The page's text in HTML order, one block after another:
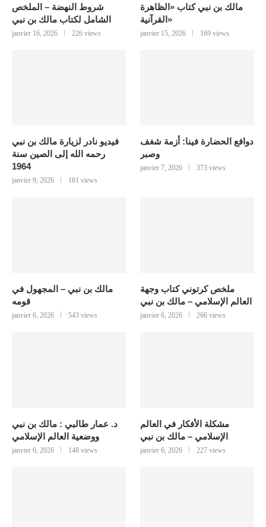
شروط النهضة – الملخص
الشامل لكتاب مالك بن نبي
janvier 16, 2026 226 views
مالك بن نبي كتاب «الظاهرة
القرآنية»
janvier 15, 2026 169 views
فيديو نادر لزيارة مالك بن نبي
رحمه الله إلى الصين سنة
1964
janvier 9, 2026 181 views
دوافع الحضارة فينا: أزمة شغف
وصبر
janvier 7, 2026 373 views
مالك بن نبي – المجهول في
قومه
janvier 6, 2026 543 views
ملخص كرتوني كتاب وجهة
العالم الإسلامي – مالك بن نبي
janvier 6, 2026 266 views
د. عمار طالبي : مالك بن نبي
ووضعية العالم الإسلامي
janvier 6, 2026 148 views
مشكلة الأفكار في العالم
الإسلامي – مالك بن نبي
janvier 6, 2026 227 views